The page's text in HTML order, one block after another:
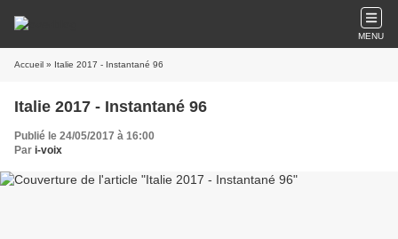
MENU
Accueil » Italie 2017 - Instantané 96
Italie 2017 - Instantané 96
Publié le 24/05/2017 à 16:00
Par i-voix